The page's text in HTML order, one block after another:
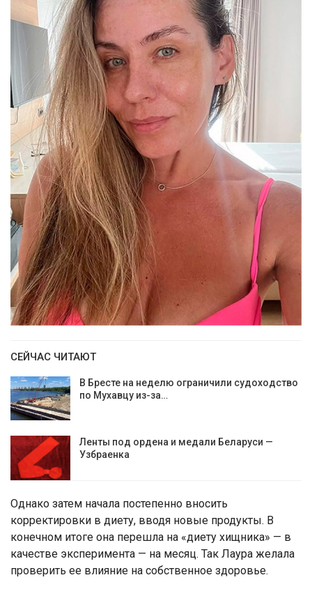
СЕЙЧАС ЧИТАЮТ
В Бресте на неделю ограничили судоходство
по Мухавцу из-за…
Ленты под ордена и медали Беларуси —
Узбраенка
Однако затем начала постепенно вносить
корректировки в диету, вводя новые продукты. В
конечном итоге она перешла на «диету хищника» — в
качестве эксперимента — на месяц. Так Лаура желала
проверить ее влияние на собственное здоровье.